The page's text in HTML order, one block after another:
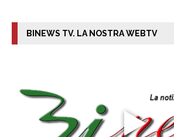
BINEWS TV. LA NOSTRA WEBTV